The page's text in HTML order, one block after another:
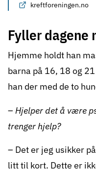
kreftforeningen.no
Fyller dagene
Hjemme holdt han
barna på 16, 18 og
han der med de to
– Hjelper det å være
trenger hjelp?
– Det er jeg usikker
litt til kort. Dette er